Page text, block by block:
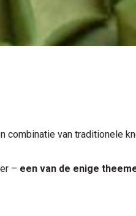
combinatie van traditionele
– een van de enige